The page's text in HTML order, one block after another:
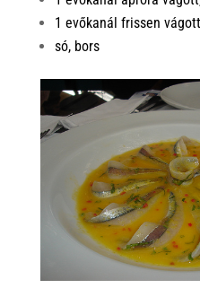
1 evőkanál frissen
só, bors